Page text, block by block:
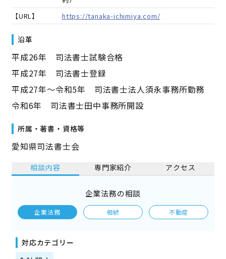
【URL】
https://tanaka-ichimiya.com/
沿革
平成26年 司法書士試験合格
平成27年 司法書士登録
平成27年～令和5年 司法書士法人須永事務所勤務
令和6年 司法書士田中事務所開設
所属・著書・資格等
愛知県司法書士会
相談内容 専門家紹介 アクセス
企業法務の相談
企業法務 相続 不動産
対応カテゴリー